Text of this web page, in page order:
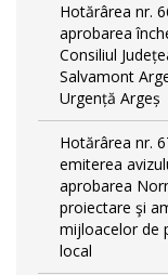
Hotărârea nr.
aprobarea
Consiliul
Salvamont
Urgență Argeș
Hotărârea nr.
emiterea
aprobarea
proiectare şi
mijloacelor de
local